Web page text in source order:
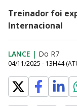
Treinador foi
Internacional
LANCE | Do R7
04/11/2025 - 13H44